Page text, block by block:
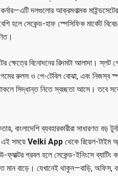
কর্নার—এটি দলগুলোর আক্রমণাত্মক
হলে সেকেন্ড-হাফ স্পেসিফিক মার্কেট
ক্ষেত্রে বিনোদনের রিদমটা আলাদা। স্লট
রুলস ও পে-টেবিল বোঝা, এবং নিজস্ব
সিদ্ধান্ত নিতে স্বচ্ছতা আসে। তবে
বাংলাদেশি ব্যবহারকারীরা সাধারণত বড়
সময়ে Velki Appথেকে রিয়েল-টাইম
প্রবল হলে সেকেন্ড-ইনিংসে ব্যাটিং
মান বাড়ে। যেখানেই থাকুন—বাড়ি, অফিস,